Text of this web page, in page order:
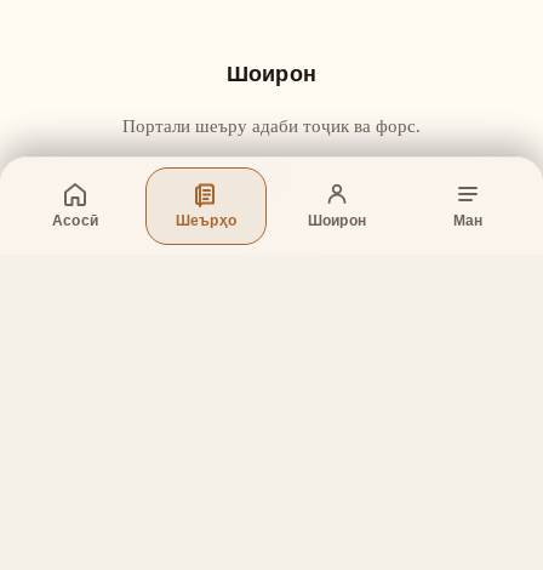
Асосӣ Шеърҳо Шоирон Ман
Шоирон
Портали шеъру адаби тоҷик ва форс.